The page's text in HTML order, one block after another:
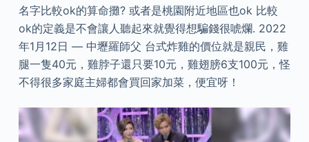
名字比較ok的算命攤? 或者是桃園附近地區也ok 比較
ok的定義是不會讓人聽起來就覺得想騙錢很唬爛. 2022
年1月12日 — 中壢羅師父 台式炸雞的價位就是親民，雞
腿一隻40元，雞脖子還只要10元，雞翅膀6支100元，怪
不得很多家庭主婦都會買回家加菜，便宜呀！